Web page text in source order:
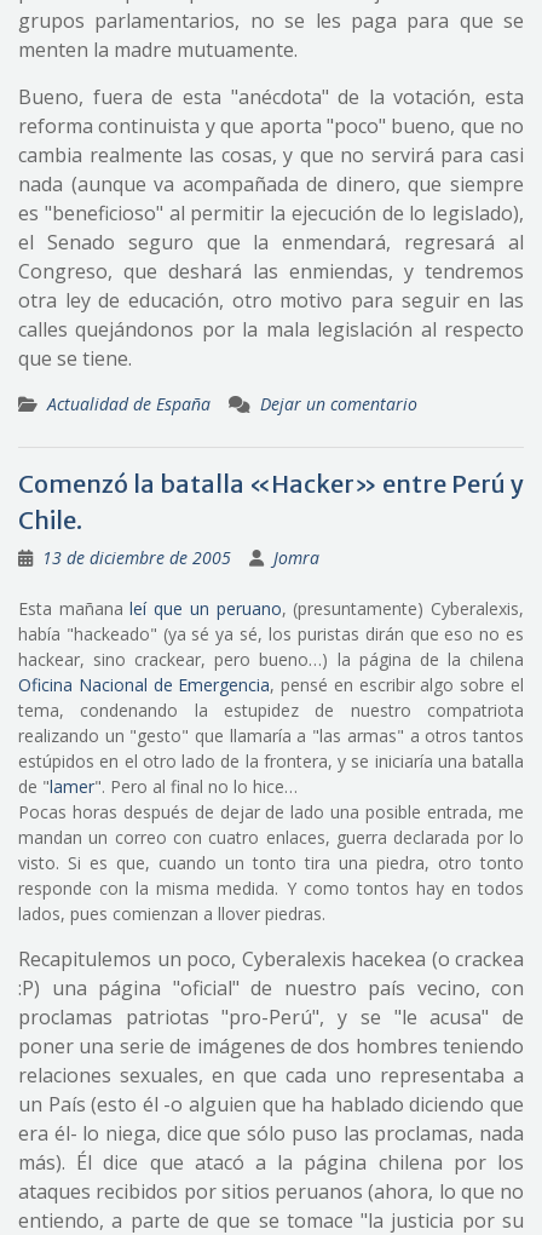
grupos parlamentarios, no se les paga para que se
menten la madre mutuamente.
Bueno, fuera de esta "anécdota" de la votación, esta
reforma continuista y que aporta "poco" bueno, que no
cambia realmente las cosas, y que no servirá para casi
nada (aunque va acompañada de dinero, que siempre
es "beneficioso" al permitir la ejecución de lo legislado),
el Senado seguro que la enmendará, regresará al
Congreso, que deshará las enmiendas, y tendremos
otra ley de educación, otro motivo para seguir en las
calles quejándonos por la mala legislación al respecto
que se tiene.
Actualidad de España Dejar un comentario
Comenzó la batalla «Hacker» entre Perú y
Chile.
13 de diciembre de 2005 Jomra
Esta mañanaleí que un peruano, (presuntamente) Cyberalexis,
había "hackeado" (ya sé ya sé, los puristas dirán que eso no es
hackear, sino crackear, pero bueno…) la página de la chilena
Oficina Nacional de Emergencia, pensé en escribir algo sobre el
tema, condenando la estupidez de nuestro compatriota
realizando un "gesto" que llamaría a "las armas" a otros tantos
estúpidos en el otro lado de la frontera, y se iniciaría una batalla
de "lamer". Pero al final no lo hice…
Pocas horas después de dejar de lado una posible entrada, me
mandan un correo con cuatro enlaces, guerra declarada por lo
visto. Si es que, cuando un tonto tira una piedra, otro tonto
responde con la misma medida. Y como tontos hay en todos
lados, pues comienzan a llover piedras.
Recapitulemos un poco, Cyberalexis hacekea (o crackea
:P) una página "oficial" de nuestro país vecino, con
proclamas patriotas "pro-Perú", y se "le acusa" de
poner una serie de imágenes de dos hombres teniendo
relaciones sexuales, en que cada uno representaba a
un País (esto él -o alguien que ha hablado diciendo que
era él- lo niega, dice que sólo puso las proclamas, nada
más). Él dice que atacó a la página chilena por los
ataques recibidos por sitios peruanos (ahora, lo que no
entiendo, a parte de que se tomace "la justicia por su